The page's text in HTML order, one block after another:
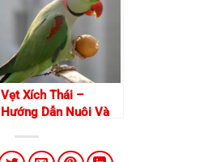
Vẹt Xích Thái –
Hướng Dẫn Nuôi Và